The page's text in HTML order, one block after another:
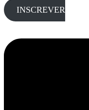
INSCREVER